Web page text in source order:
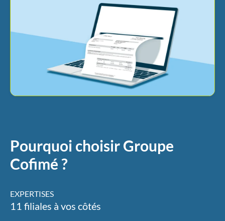
Pourquoi choisir Groupe
Cofimé ?
EXPERTISES
11 filiales à vos côtés